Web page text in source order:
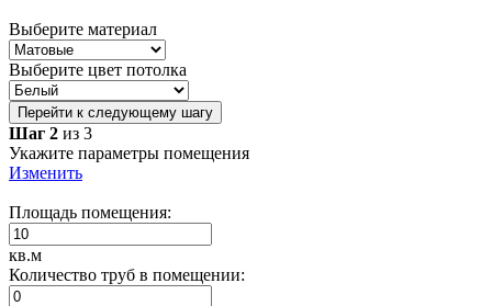
Выберите материал
Выберите цвет потолка
Перейти к следующему шагу
Шаг 2 из 3
Укажите параметры помещения
Изменить
Площадь помещения:
кв.м
Количество труб в помещении: